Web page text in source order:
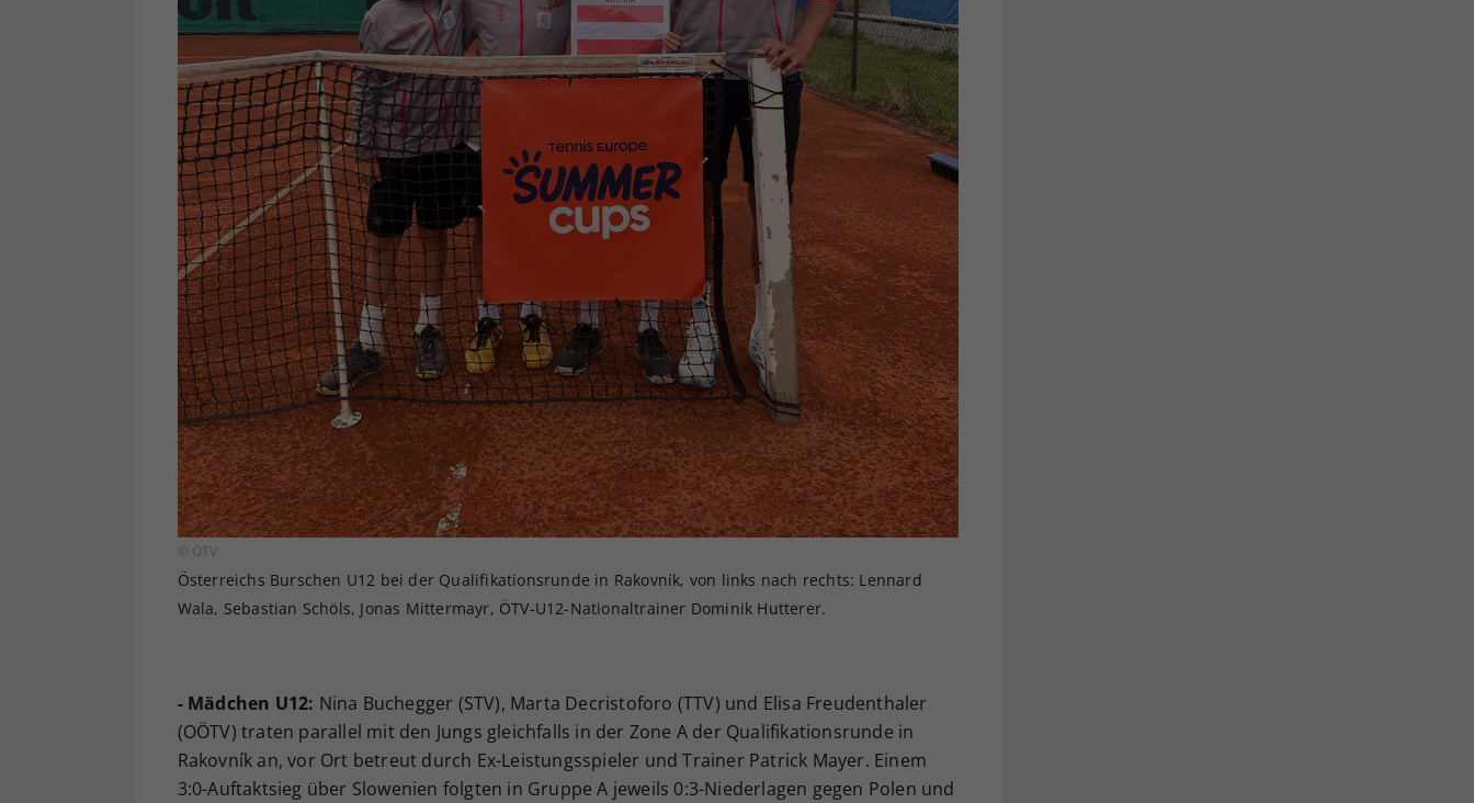
© ÖTV
Österreichs Burschen U12 bei der Qualifikationsrunde in Rakovník, von links nach rechts: Lennard
Wala, Sebastian Schöls, Jonas Mittermayr, ÖTV-U12-Nationaltrainer Dominik Hutterer.
- Mädchen U12: Nina Buchegger (STV), Marta Decristoforo (TTV) und Elisa Freudenthaler
(OÖTV) traten parallel mit den Jungs gleichfalls in der Zone A der Qualifikationsrunde in
Rakovník an, vor Ort betreut durch Ex-Leistungsspieler und Trainer Patrick Mayer. Einem
3:0-Auftaktsieg über Slowenien folgten in Gruppe A jeweils 0:3-Niederlagen gegen Polen und